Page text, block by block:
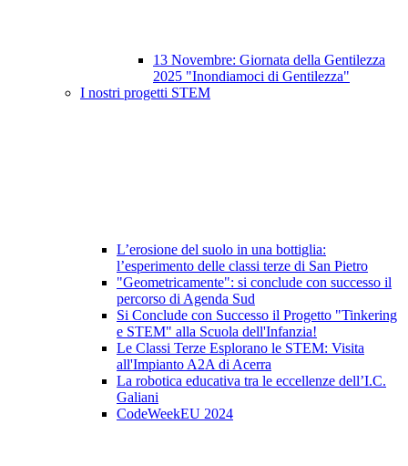
13 Novembre: Giornata della Gentilezza
2025 "Inondiamoci di Gentilezza"
I nostri progetti STEM
L’erosione del suolo in una bottiglia:
l’esperimento delle classi terze di San Pietro
"Geometricamente": si conclude con successo il
percorso di Agenda Sud
Si Conclude con Successo il Progetto "Tinkering
e STEM" alla Scuola dell'Infanzia!
Le Classi Terze Esplorano le STEM: Visita
all'Impianto A2A di Acerra
La robotica educativa tra le eccellenze dell’I.C.
Galiani
CodeWeekEU 2024